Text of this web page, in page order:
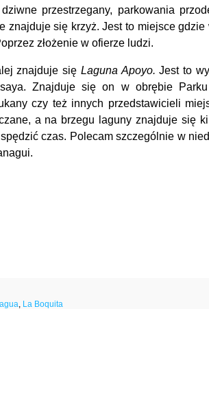
przestrzegany, parkowania
znajduje się krzyż. Jest to miejsce gdzie
złożenie w ofierze ludzi.
znajduje się Laguna Apoyo. Jest to
Znajduje się on w obrębie
czy też innych przedstawicieli
a na brzegu laguny znajduje się
spędzić czas. Polecam szczególnie w
, La Boquita